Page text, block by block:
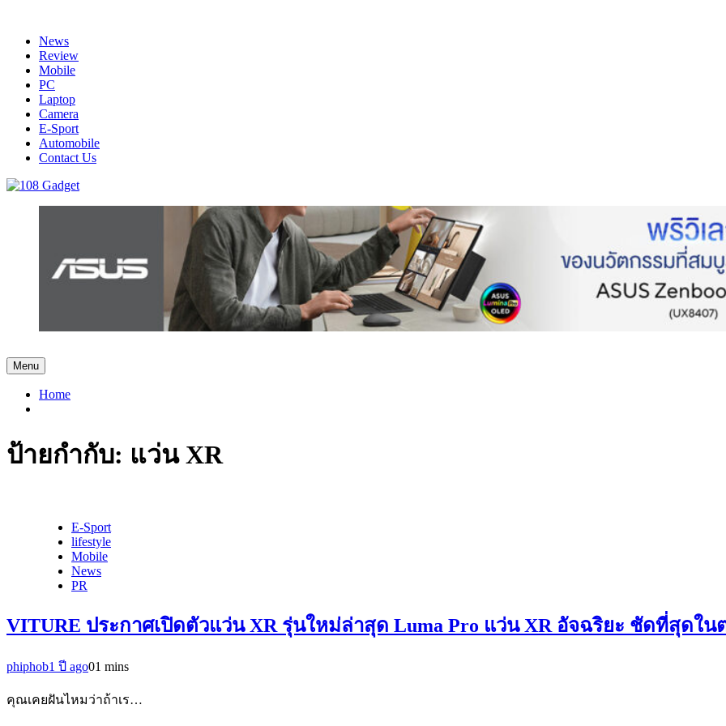
contentNews
Review
Mobile
PC
Laptop
Camera
E-Sport
Automobile
Contact Us
รวบรวมเรื่องราว Gadget IT ,Laptop, Smartphone , ยานยนต์
Menu
Home
ป้ายกำกับ: แว่น XR
E-Sport
lifestyle
Mobile
News
PR
VITURE ประกาศเปิดตัวแว่น XR รุ่นใหม่ล่าสุด Luma Pro แว่น XR อัจฉริยะ ชัดที่สุดใน
phiphob1 ปี ago01 mins
คุณเคยฝันไหมว่าถ้าเร…